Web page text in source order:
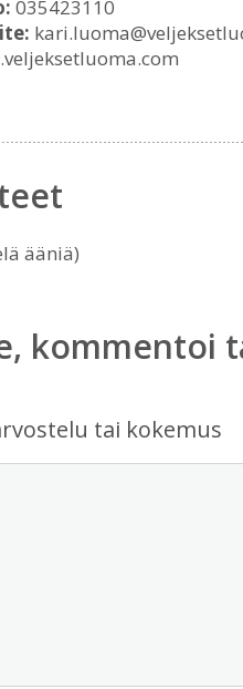
035423110
ääniä)
kommentoi
tai kokemus